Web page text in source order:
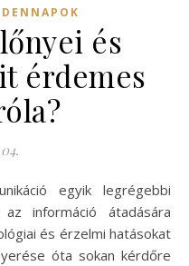
és
érdemes
információ átadására
és érzelmi hatásokat
óta sokan kérdőre